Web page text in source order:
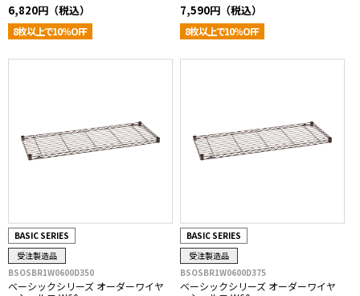
6,820円（税込）
8枚以上で10％OFF
7,590円（税込）
8枚以上で10％OFF
BASIC SERIES
受注製造品
BSOSBR1W0600D350
ベーシックシリーズ オーダーワイヤ
BASIC SERIES
受注製造品
BSOSBR1W0600D375
ベーシックシリーズ オーダーワイヤ